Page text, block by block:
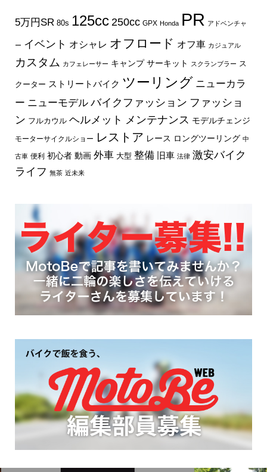
5万円SR 80s 125cc 250cc GPX Honda PR アドベンチャ
ー イベント オシャレ オフロード オフ車 カジュアル
カスタム カフェレーサー キャンプ サーキット スクランブラー ス
クーター ストリートバイク ツーリング ニューカラ
ー ニューモデル バイクファッション ファッショ
ン フルカウル ヘルメット メンテナンス モデルチェンジ
モーターサイクルショー レストア レース ロングツーリング 中
古車 便利 初心者 動画 外車 大型 整備 旧車 法律 激安バイク
ライフ 無茶 近未来